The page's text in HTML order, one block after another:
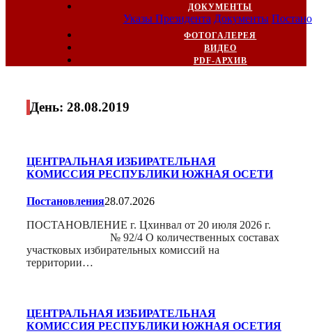
ДОКУМЕНТЫ
Указы Президента Документы
ФОТОГАЛЕРЕЯ
ВИДЕО
PDF-АРХИВ
День: 28.08.2019
ЦЕНТРАЛЬНАЯ ИЗБИРАТЕЛЬНАЯ
КОМИССИЯ РЕСПУБЛИКИ ЮЖНАЯ ОСЕТИ
Постановления28.07.2026
ПОСТАНОВЛЕНИЕ г. Цхинвал от 20 июля 2026 г.
№ 92/4 О количественных составах
участковых избирательных комиссий на
территории…
ЦЕНТРАЛЬНАЯ ИЗБИРАТЕЛЬНАЯ
КОМИССИЯ РЕСПУБЛИКИ ЮЖНАЯ ОСЕТИЯ